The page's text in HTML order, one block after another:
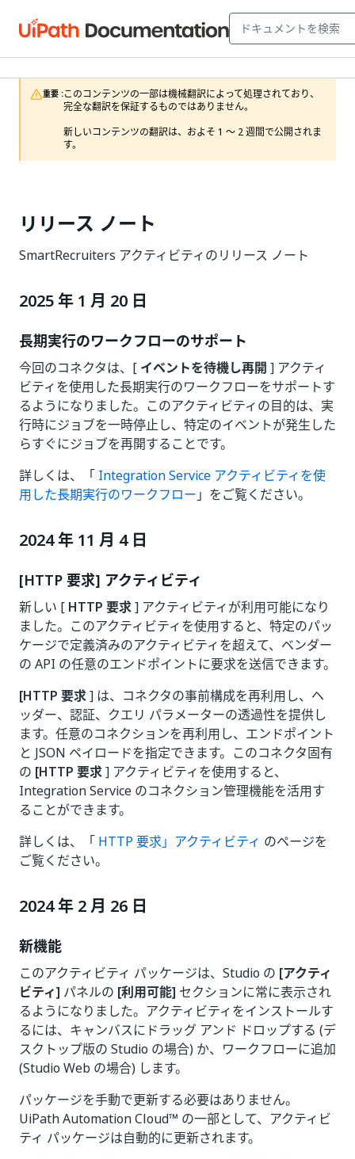
重要 :このコンテンツの一部は機械翻訳によって処理されており、
完全な翻訳を保証するものではありません。
新しいコンテンツの翻訳は、およそ 1 ～ 2 週間で公開されま
す。
リリース ノート
SmartRecruiters アクティビティのリリース ノート
2025 年 1 月 20 日
長期実行のワークフローのサポート
今回のコネクタは、[ イベントを待機し再開 ] アクティ
ビティを使用した長期実行のワークフローをサポートす
るようになりました。このアクティビティの目的は、実
行時にジョブを一時停止し、特定のイベントが発生した
らすぐにジョブを再開することです。
詳しくは、「 Integration Service アクティビティを使
用した長期実行のワークフロー 」をご覧ください。
2024 年 11 月 4 日
[HTTP 要求] アクティビティ
新しい [ HTTP 要求] アクティビティが利用可能になり
ました。このアクティビティを使用すると、特定のパッ
ケージで定義済みのアクティビティを超えて、ベンダー
の API の任意のエンドポイントに要求を送信できます。
[HTTP 要求] は、コネクタの事前構成を再利用し、ヘ
ッダー、認証、クエリ パラメーターの透過性を提供し
ます。任意のコネクションを再利用し、エンドポイント
と JSON ペイロードを指定できます。このコネクタ固有
の [HTTP 要求] アクティビティを使用すると、
Integration Service のコネクション管理機能を活用す
ることができます。
詳しくは、「 HTTP 要求」アクティビティ のページを
ご覧ください。
2024 年 2 月 26 日
新機能
このアクティビティ パッケージは、Studio の [アクティ
ビティ] パネルの [利用可能] セクションに常に表示され
るようになりました。アクティビティをインストールす
るには、キャンバスにドラッグ アンド ドロップする (デ
スクトップ版の Studio の場合) か、ワークフローに追加
(Studio Web の場合) します。
パッケージを手動で更新する必要はありません。
UiPath Automation Cloud™ の一部として、アクティビ
ティ パッケージは自動的に更新されます。